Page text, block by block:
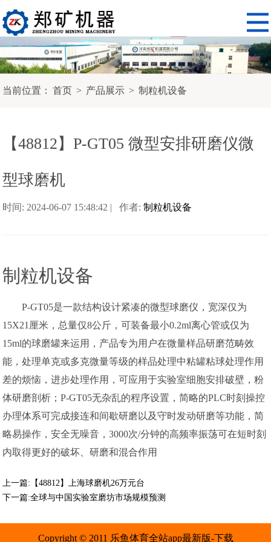
当前位置： 首页 > 产品展示 > 制粒机设备
【48812】P-GT05 微型安排研磨仪微
型球磨机
时间: 2024-06-07 15:48:42 | 作者:制粒机设备
制粒机设备
P-GT05是一款结构设计紧凑的微型球磨仪，宽深仅为
15X21厘米，总量仅8公斤，可装备最小0.2ml离心管或仅为
15ml的球磨罐来运用，产品专为用户在微量样品研磨范畴效
能，处理单克或多克微量等级的样品处理中粘罐粘球处理作用
差的烦恼，进步处理作用，可应用于实验室细胞安排破壁，粉
体研磨剖析；P-GT05无杂乱的程序设置，简略的PLC时刻操控
办理体系可完成接连和间歇研磨以及守时发动研磨等功能，简
略易操作，安全无噪音，3000次/分钟的高频率振荡可在短时刻
内取得更好的破坏、研磨和混合作用
上一篇: 【48812】上海球磨机26万元台
下一篇:全球与中国实验室磨坊市场规模预测
Copyright © 2011 乐鱼体育全站app最新版-下载